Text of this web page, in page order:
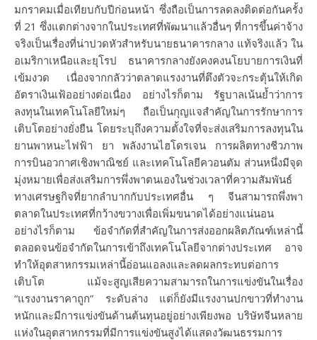
มกราคมเมื่อเทียบกับปีก่อนหน้า ซึ่งถือเป็นการลดลงติดต่อกันครั้ง
ที่ 21 ซึ่งแตกต่างจากในประเทศที่พัฒนาแล้วอื่นๆ ที่การขึ้นค่าจ้าง
จริงเป็นเรื่องที่น่าปวดหัวสำหรับนายธนาคารกลาง แท้จริงแล้ว ใน
อเมริกาเหนือและยุโรป ธนาคารกลางยังคงคงนโยบายการเงินที่
เข้มงวด เนื่องจากกลัวว่าตลาดแรงงานที่ตึงตัวจะกระตุ้นให้เกิด
อัตราเงินเฟ้ออย่างต่อเนื่อง อย่างไรก็ตาม รัฐบาลเน้นย้ำว่าการ
ลงทุนในเทคโนโลยีใหม่ๆ ถือเป็นกุญแจสำคัญในการรักษาการ
เติบโตอย่างยั่งยืน โดยระบุถึงความตั้งใจที่จะส่งเสริมการลงทุนใน
ยานพาหนะไฟฟ้า ยา พลังงานไฮโดรเจน การผลิตทางชีวภาพ
การบินอวกาศเชิงพาณิชย์ และเทคโนโลยีควอนตัม ส่วนหนึ่งมีจุด
มุ่งหมายเพื่อส่งเสริมการพึ่งพาตนเองในช่วงเวลาที่ความสัมพันธ์
ทางเศรษฐกิจที่ยากลำบากกับประเทศอื่น ๆ จีนสามารถพึ่งพา
ตลาดในประเทศที่กว้างขวางเพื่อเพิ่มขนาดได้อย่างแน่นอน
อย่างไรก็ตาม ข้อจำกัดที่สำคัญในการส่งออกผลิตภัณฑ์เหล่านี้
ตลอดจนข้อจำกัดในการเข้าถึงเทคโนโลยีจากต่างประเทศ อาจ
ทำให้อุตสาหกรรมเหล่านี้อ่อนแอลงและลดผลกระทบต่อการ
เติบโต แม้จะสูญเสียความสามารถในการแข่งขันในเรื่อง
“แรงงานราคาถูก” ระดับล่าง แต่ก็ยังมีแรงงานปกขาวที่ทำงาน
หนักและมีการแข่งขันด้านต้นทุนอยู่อย่างเพียงพอ บริษัทจีนหลาย
แห่งในอุตสาหกรรมที่มีการแข่งขันสูงได้แสดงวัฒนธรรมการ